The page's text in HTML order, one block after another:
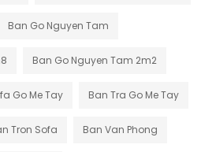
Ban Go Nguyen Tam
Ban Go Nguyen Tam 2m2
Go Me Tay Ban Tra Go Me Tay
Tron Sofa Ban Van Phong